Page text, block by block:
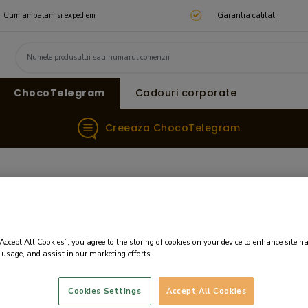
Cum ambalam si expediem Garantia calitatii
ChocoTelegram Cadouri corporate
Creeaza ChocoTelegram
3x7 Telegrama 4x7 Telegrama 2x8
All Cookies”, you agree to the storing of cookies on your device to enhance site
and assist in our marketing efforts.
Accept All Cookies
Cookies Settings